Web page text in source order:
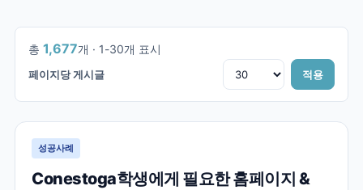
총 1,677개 · 1-30개 표시
페이지당 게시글 적용
1/56
성공사례
Conestoga학생에게 필요한 홈페이지 &